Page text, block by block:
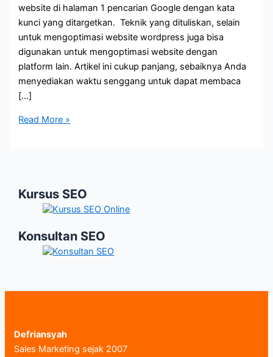
website di halaman 1 pencarian Google dengan kata
kunci yang ditargetkan. Teknik yang dituliskan, selain
untuk mengoptimasi website wordpress juga bisa
digunakan untuk mengoptimasi website dengan
platform lain. Artikel ini cukup panjang, sebaiknya Anda
menyediakan waktu senggang untuk dapat membaca
[…]
Belajar
Read More »
Kursus SEO
Konsultan SEO
Defriansyah
Sales Marketing sejak 2007